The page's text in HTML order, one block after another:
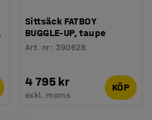
Sittsäck FATBOY
BUGGLE-UP, taupe
Art. nr: 390628
4 795 kr
exkl. moms
KÖP